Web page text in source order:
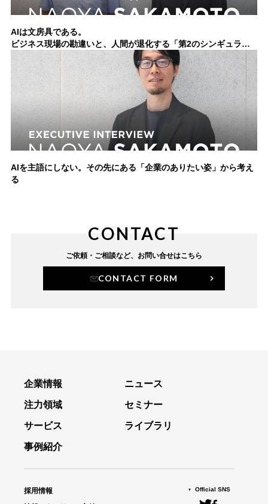
AIは文房具である。
ビジネス現場の勘違いと、人間が退化する「第2のシンギュラリ
AIを主語にしない。その先にある「企業のありたい姿」から考え
る
CONTACT
ご依頼・ご相談など、 お問い合せはこちら
CONTACT FORM
企業情報
注力領域
サービス
事例紹介
ニュース
セミナー
ライブラリ
採用情報
Official SNS